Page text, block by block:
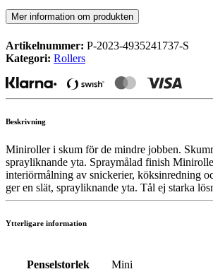
Mer information om produkten
Artikelnummer: P-2023-4935241737-S
Kategori: Rollers
Beskrivning
Miniroller i skum för de mindre jobben.
sprayliknande yta. Spraymålad finish
interiörmålning av snickerier, köksinredning
ger en slät, sprayliknande yta. Tål ej starka
Ytterligare information
Penselstorlek Mini